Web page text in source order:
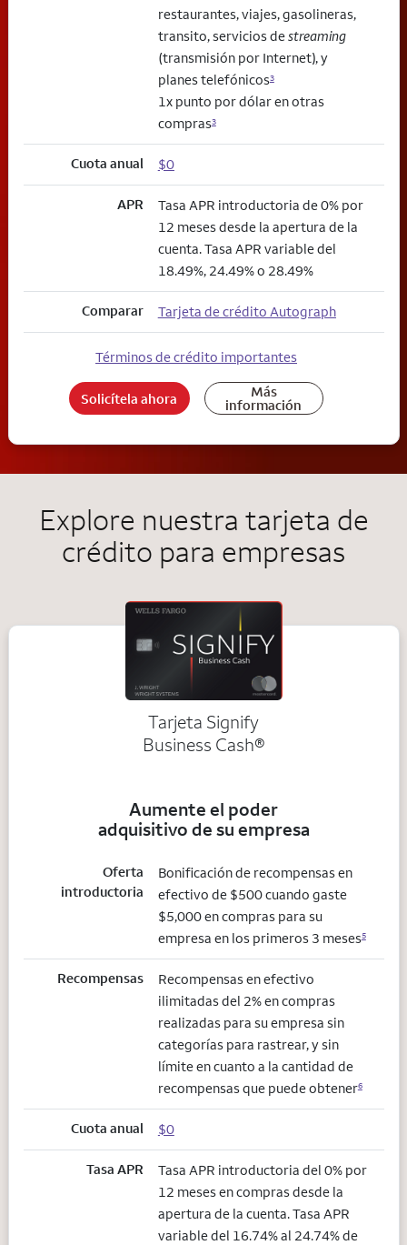
restaurantes, viajes, gasolineras,
transito, servicios destreaming
(transmisión por Internet), y
planes telefónicos3
1x punto por dólar en otras
compras3
Cuota anual $0
APR
Tasa APR introductoria de 0% por
12 meses desde la apertura de la
cuenta. Tasa APR variable del
18.49%, 24.49% o 28.49%
Comparar Tarjeta de crédito Autograph
Términos de crédito importantes
Solicítela ahora Más
información
Explore nuestra tarjeta de
crédito para empresas
Tarjeta Signify
Business Cash®
Aumente el poder
adquisitivo de su empresa
Oferta
introductoria
Bonificación de recompensas en
efectivo de $500 cuando gaste
$5,000 en compras para su
empresa en los primeros 3 meses5
Recompensas
Recompensas en efectivo
ilimitadas del 2% en compras
realizadas para su empresa sin
categorías para rastrear, y sin
límite en cuanto a la cantidad de
recompensas que puede obtener6
Cuota anual $0
Tasa APR
Tasa APR introductoria del 0% por
12 meses en compras desde la
apertura de la cuenta. Tasa APR
variable del 16.74% al 24.74% de